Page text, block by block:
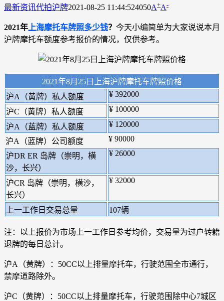
最新资讯代拍沪牌2021-08-25 11:44:524050A+A-
2021年 上海摩托车牌照多少钱？ 今天小编简单为大家说说本月
沪牌摩托车额度参考报价的情况，仅供参考。
2021年8月25日上海沪牌摩托车牌照价格
沪A（黄牌）私人额度
¥ 392000
沪C（黄牌）私人额度 ¥ 100000
沪A（蓝牌）私人额度
¥ 120000
沪A（蓝牌）公司额度
¥ 90000
沪DR ER 岛牌（崇明，横
沙，长兴）
¥ 26000
沪CR 岛牌（崇明，横沙，
长兴）
¥ 32000
上一工作日交易总量 107辆
注：以上报价为市场上一工作日参考均价，交易量为过户转籍
退牌的每日总计。
沪A（黄牌）：50CC以上排量摩托车，行驶范围全市通行，
禁摩道路除外。
沪C（黄牌）：50CC以上排量摩托车，行驶范围除中心7城区